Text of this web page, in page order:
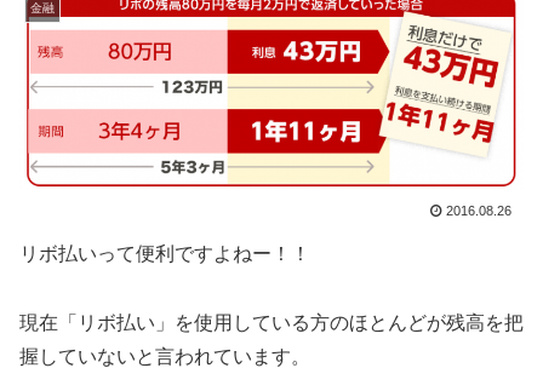
金融
2016.08.26
リボ払いって便利ですよねー！！
現在「リボ払い」を使用している方のほとんどが残高を把
握していないと言われています。